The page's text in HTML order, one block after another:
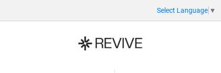
Select Language ▼